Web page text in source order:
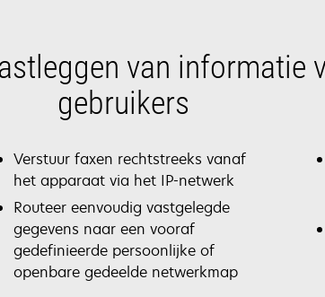
van informatie
gebruikers
Verstuur faxen rechtstreeks vanaf
het apparaat via het IP-netwerk
Routeer eenvoudig vastgelegde
gegevens naar een vooraf
gedefinieerde persoonlijke of
openbare gedeelde netwerkmap